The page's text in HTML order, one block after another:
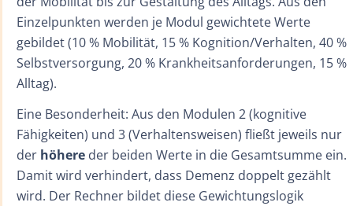
Einzelpunkten werden je Modul gewichtete Werte
gebildet (10 % Mobilität, 15 % Kognition/Verhalten, 40 %
Selbstversorgung, 20 % Krankheitsanforderungen, 15 %
Alltag).
Eine Besonderheit: Aus den Modulen 2 (kognitive
Fähigkeiten) und 3 (Verhaltensweisen) fließt jeweils nur
der höhereder beiden Werte in die Gesamtsumme ein.
Damit wird verhindert, dass Demenz doppelt gezählt
wird. Der Rechner bildet diese Gewichtungslogik